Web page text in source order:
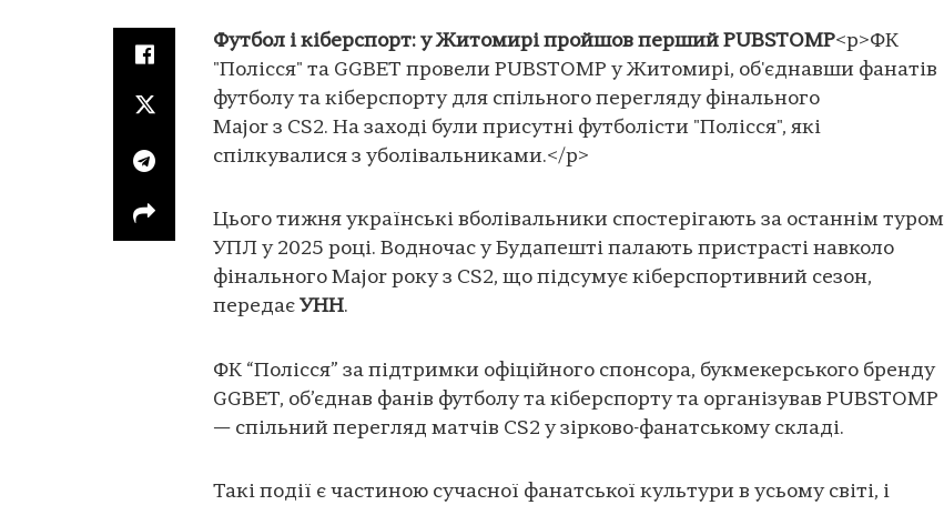
Футбол і кіберспорт: у Житомирі пройшов перший PUBSTOMP<p>ФК
"Полісся" та GGBET провели PUBSTOMP у Житомирі, об'єднавши фанатів
футболу та кіберспорту для спільного перегляду фінального
Major з CS2. На заході були присутні футболісти "Полісся", які
спілкувалися з уболівальниками.</p>
Цього тижня українські вболівальники спостерігають за останнім туром
УПЛ у 2025 році. Водночас у Будапешті палають пристрасті навколо
фінального Major року з CS2, що підсумує кіберспортивний сезон,
передає УНН.
ФК “Полісся” за підтримки офіційного спонсора, букмекерського бренду
GGBET, об’єднав фанів футболу та кіберспорту та організував PUBSTOMP
— спільний перегляд матчів CS2 у зірково-фанатському складі.
Такі події є частиною сучасної фанатської культури в усьому світі, і